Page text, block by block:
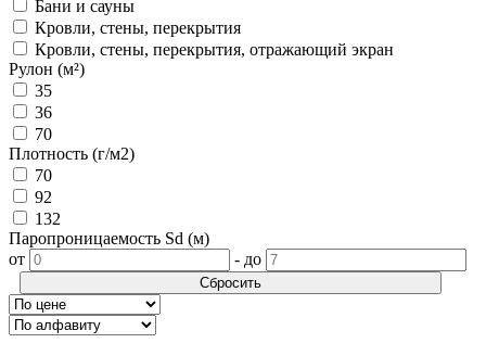
Бани и сауны
Кровли, стены, перекрытия
Кровли, стены, перекрытия, отражающий экран
Рулон (м²)
35
36
70
Плотность (г/м2)
70
92
132
Паропроницаемость Sd (м)
от
- до
Сбросить